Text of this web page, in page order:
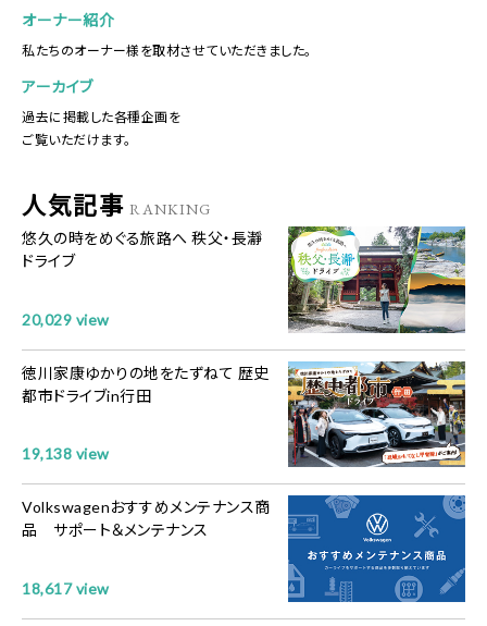
オーナー紹介
私たちのオーナー様を取材させていただきました。
アーカイブ
過去に掲載した各種企画を
ご覧いただけます。
人気記事 RANKING
悠久の時をめぐる旅路へ 秩父・長瀞
ドライブ
20,029 view
徳川家康ゆかりの地をたずねて 歴史
都市ドライブin行田
19,138 view
Volkswagenおすすめメンテナンス商
品 サポート＆メンテナンス
18,617 view